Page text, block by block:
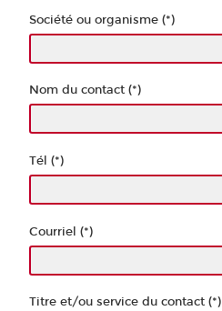
Société ou organisme (*)
Nom du contact (*)
Tél (*)
Courriel (*)
Titre et/ou service du contact (*)